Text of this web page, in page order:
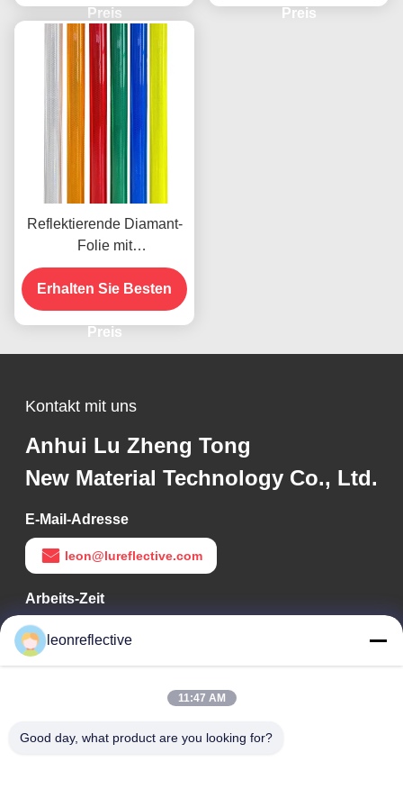
Klebstoff für
Straßenschilder
Preis
Verkehrssicherheit
Preis
Reflektierende Diamant-
Folie mit
mikroprismatischer
Technologie für 10 Jahre
Lebensdauer
Erhalten Sie Besten
Preis
Kontakt mit uns
Anhui Lu Zheng Tong
New Material Technology Co., Ltd.
E-Mail-Adresse
leon@lureflective.com
Arbeits-Zeit
9:00-18:00
Unsere Adresse
Adresse des Unternehmens
Technologiepark Huayi, Hightech-Zone, Hefei, Anhui, China
leonreflective
11:47 AM
Good day, what product are you looking for?